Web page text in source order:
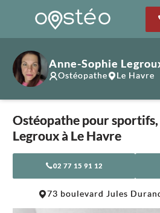
Anne-Sophie
Ostéopathe Le Havre
Ostéopathe pour
Legroux à Le Havre
02 77 15 91 12
+
73 boulevard Jules